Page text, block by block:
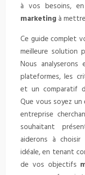
à vos besoins,
marketingà
Ce guide complet
meilleure solution
Nous
plateformes, les
et un comparatif
Que vous soyez
entreprise
souhaitant
aiderons à
idéale, en tenant
de vos objectifs